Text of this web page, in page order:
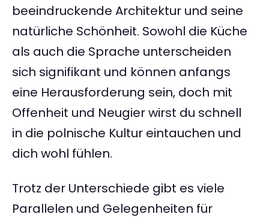
beeindruckende Architektur und seine
natürliche Schönheit. Sowohl die Küche
als auch die Sprache unterscheiden
sich signifikant und können anfangs
eine Herausforderung sein, doch mit
Offenheit und Neugier wirst du schnell
in die polnische Kultur eintauchen und
dich wohl fühlen.
Trotz der Unterschiede gibt es viele
Parallelen und Gelegenheiten für